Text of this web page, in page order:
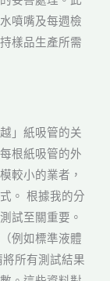
噴嘴及每週檢
樣品生產所需
」紙吸管的关
根紙吸管的外
較小的業者，
。 根據我的分
試至關重要。
例如標準液體
所有測試結果